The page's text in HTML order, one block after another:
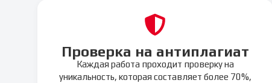
Проверка на антиплагиат
Каждая работа проходит проверку на
уникальность, которая составляет более 70%,